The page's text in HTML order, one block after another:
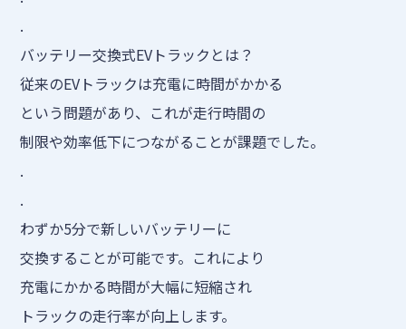
.
バッテリー交換式EVトラックとは？
従来のEVトラックは充電に時間がかかる
という問題があり、これが走行時間の
制限や効率低下につながることが課題でした。
.
.
わずか5分で新しいバッテリーに
交換することが可能です。これにより
充電にかかる時間が大幅に短縮され
トラックの走行率が向上します。